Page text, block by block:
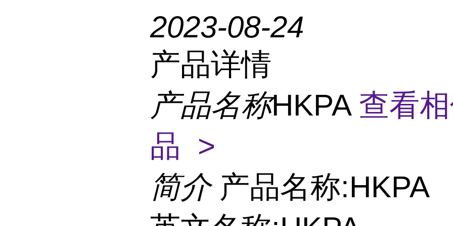
2023-08-24
产品详情
产品名称HKPA 查看
品 >
简介 产品名称:HKPA